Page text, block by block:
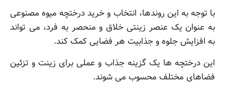
با توجه به این روندها، انتخاب و خرید درختچه میوه مصنوعی
به عنوان یک عنصر زینتی خلاق و منحصر به فرد، می تواند
به افزایش جلوه و جذابیت هر فضایی کمک کند.
این درختچه ها یک گزینه جذاب و عملی برای زینت و تزئین
فضاهای مختلف محسوب می شوند.